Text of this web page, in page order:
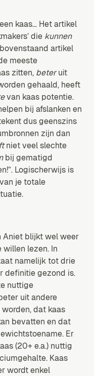
kaas… Het artikel
die kunnen
artikel
meeste
zitten, beteruit
gehaald, heeft
van kaas potentie.
bij afslanken en
dus geenszins
zijn dan
niet veel slechte
bij gematigd
Logischerwijs is
je totale
Aniet blijkt wel weer
lezen. In
namelijk tot drie
definitie gezond is.
nuttige
uit andere
dat kaas
bevatten en dat
Er
(20+ e.a.) nuttig
Kaas
wordt enkel